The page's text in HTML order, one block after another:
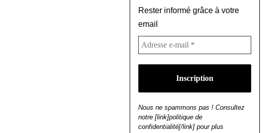
Rester informé grâce à votre
email
Nous ne spammons pas ! Consultez
notre [link]politique de
confidentialité[/link] pour plus